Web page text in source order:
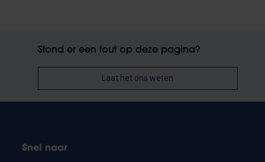
Stond er een fout op deze pagina?
Laat het ons weten
Snel naar